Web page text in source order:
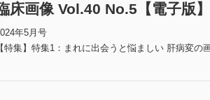
床画像 Vol.40 No.5【電子版】
年5月号
【特集】特集1：まれに出会うと悩ましい 肝病変の